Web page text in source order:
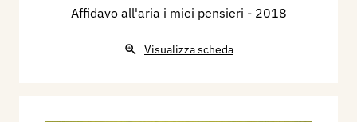
Affidavo all'aria i miei pensieri - 2018
Visualizza scheda